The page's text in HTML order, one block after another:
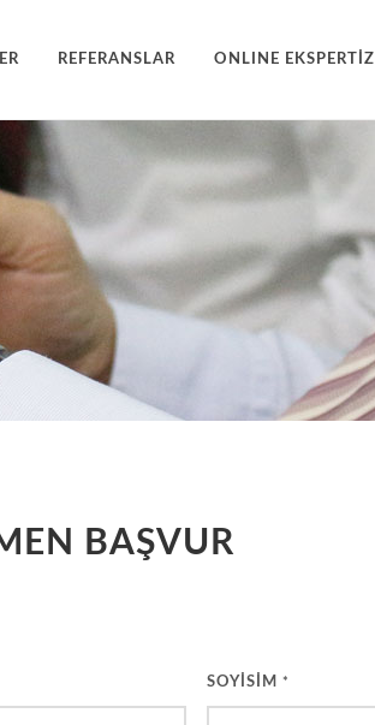
REFERANSLAR ONLINE EKSPERTİZ
BAŞVUR
SOYİSİM*